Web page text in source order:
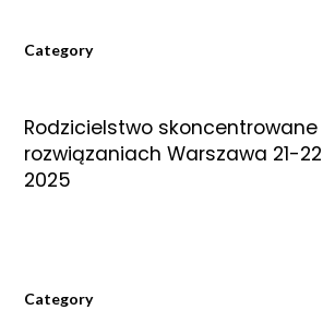
Category
Rodzicielstwo skoncentrowane
rozwiązaniach Warszawa 21-
2025
Category